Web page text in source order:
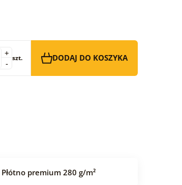
-
+ szt. DODAJ DO KOSZYKA
Płótno premium 280 g/m²